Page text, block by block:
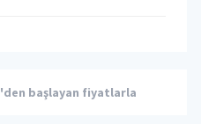
'den başlayan fiyatlarla